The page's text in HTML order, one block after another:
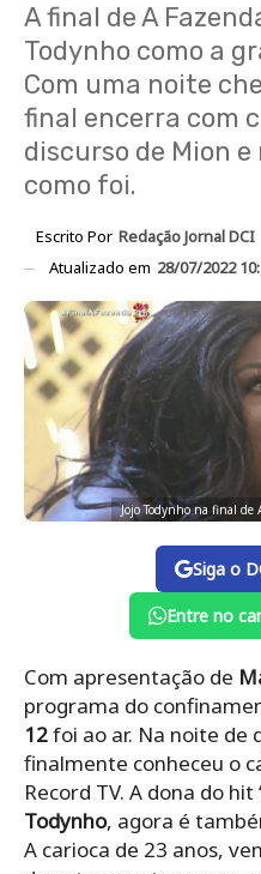
A final de A
Todynho como a
Com uma noite
final encerra com
discurso de Mion
como foi.
Escrito Por Redação Jornal DCI
Atualizado em 28/07/2022
Jojo Todynho na final de
Siga o
Entre no
Com apresentação de
programa do
12foi ao ar. Na noite de
finalmente conheceu o
Record TV. A dona do hit
Todynho, agora é
A carioca de 23 anos,